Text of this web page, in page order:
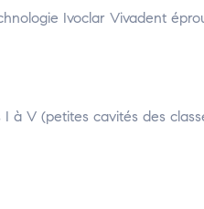
Ivoclar Vivadent
à V (petites cavités des